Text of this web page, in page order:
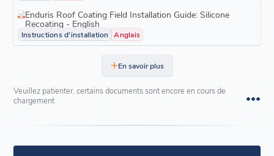
Enduris Roof Coating Field Installation Guide: Silicone
Recoating - English
Instructions d'installation Anglais
En savoir plus
Veuillez patienter, certains documents sont encore en cours de
chargement